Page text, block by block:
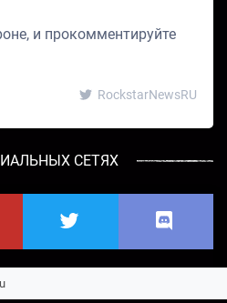
и прокомментируйте
RockstarNewsRU
СЕТЯХ